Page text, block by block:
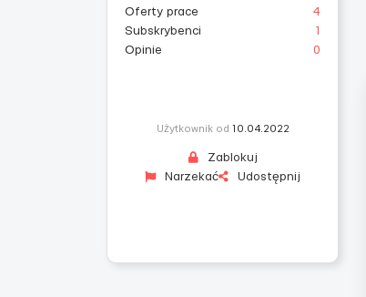
Oferty prace
4
Subskrybenci
1
Opinie
0
Użytkownik od 10.04.2022
Zablokuj
Narzekać
Udostępnij